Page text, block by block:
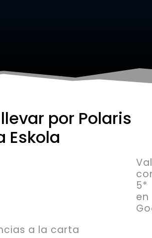
por Polaris
Eskola
5*
en
a la carta